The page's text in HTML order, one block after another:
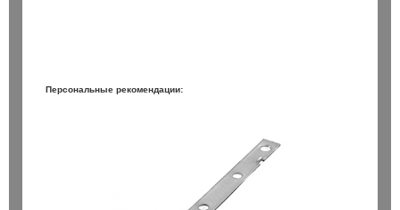
Персональные рекомендации: